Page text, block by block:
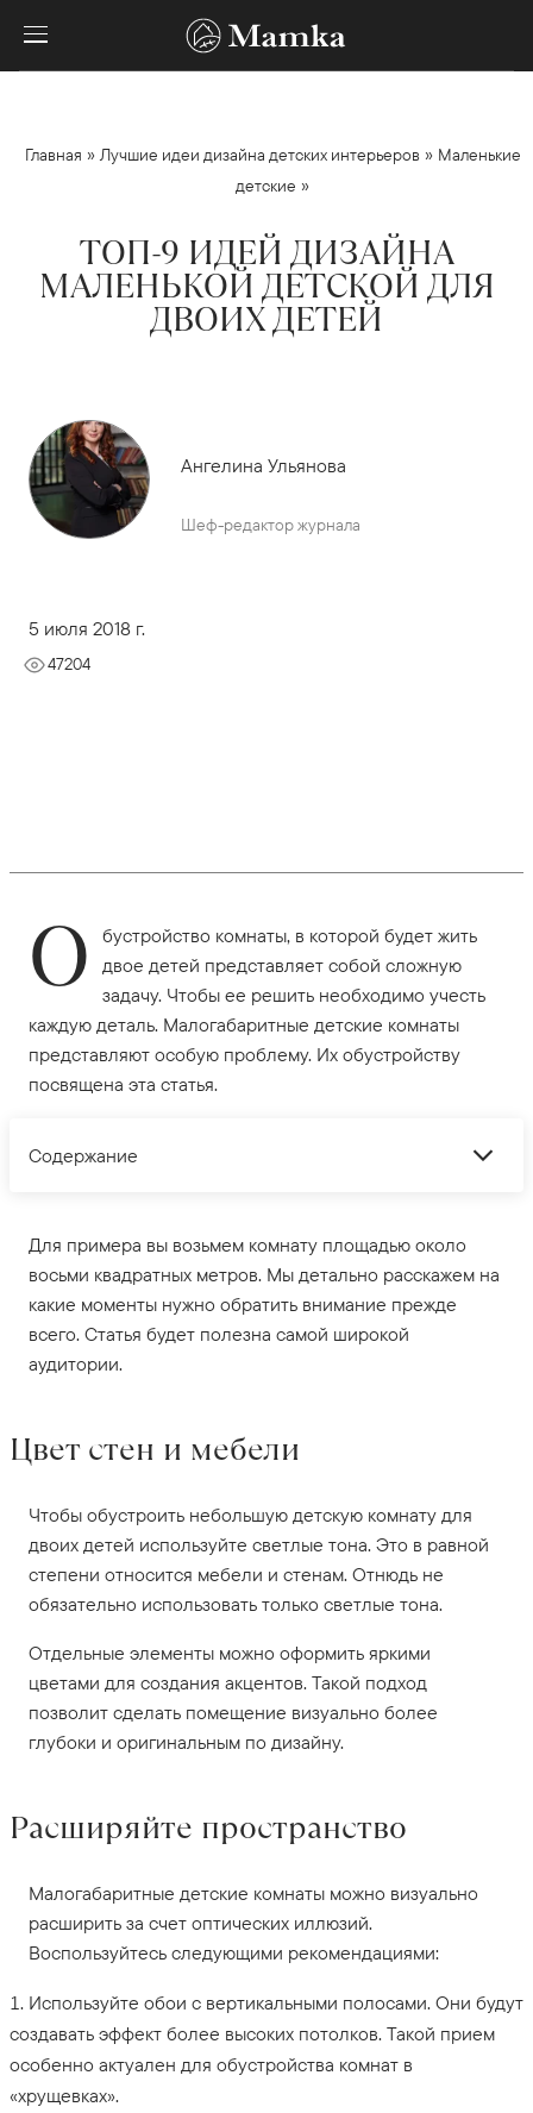
Главная »Лучшие идеи дизайна детских интерьеров » Маленькие
детские »
ТОП-9 ИДЕЙ ДИЗАЙНА
МАЛЕНЬКОЙ ДЕТСКОЙ ДЛЯ
ДВОИХ ДЕТЕЙ
Ангелина Ульянова
Шеф-редактор журнала
5 июля 2018 г.
47204
О
бустройство комнаты, в которой будет жить
двое детей представляет собой сложную
задачу. Чтобы ее решить необходимо учесть
каждую деталь. Малогабаритные детские комнаты
представляют особую проблему. Их обустройству
посвящена эта статья.
Содержание
Для примера вы возьмем комнату площадью около
восьми квадратных метров. Мы детально расскажем на
какие моменты нужно обратить внимание прежде
всего. Статья будет полезна самой широкой
аудитории.
Цвет стен и мебели
Чтобы обустроить небольшую детскую комнату для
двоих детей используйте светлые тона. Это в равной
степени относится мебели и стенам. Отнюдь не
обязательно использовать только светлые тона.
Отдельные элементы можно оформить яркими
цветами для создания акцентов. Такой подход
позволит сделать помещение визуально более
глубоки и оригинальным по дизайну.
Расширяйте пространство
Малогабаритные детские комнаты можно визуально
расширить за счет оптических иллюзий.
Воспользуйтесь следующими рекомендациями:
Используйте обои с вертикальными полосами. Они будут
создавать эффект более высоких потолков. Такой прием
особенно актуален для обустройства комнат в
«хрущевках».